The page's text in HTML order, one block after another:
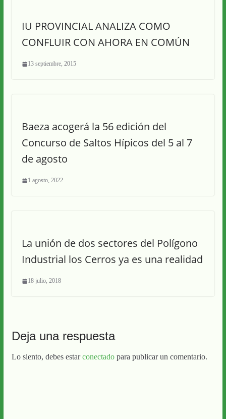
IU PROVINCIAL ANALIZA COMO
CONFLUIR CON AHORA EN COMÚN
13 septiembre, 2015
Baeza acogerá la 56 edición del
Concurso de Saltos Hípicos del 5 al 7
de agosto
1 agosto, 2022
La unión de dos sectores del Polígono
Industrial los Cerros ya es una realidad
18 julio, 2018
Deja una respuesta
Lo siento, debes estarconectadopara publicar un comentario.